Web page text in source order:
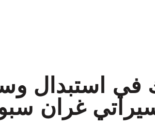
في استبدال
غران